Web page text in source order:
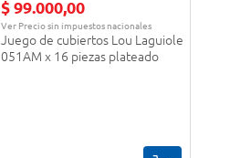
$ 99.000,00
Ver Precio sin impuestos nacionales
Juego de cubiertos Lou Laguiole
051AM x 16 piezas plateado